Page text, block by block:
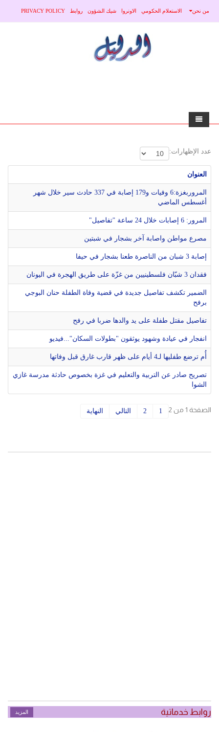
من نحن الاستعلام الحكومي الاونروا شيك الشؤون روابط PRIVACY POLICY
عدد الإظهارات:
العنوان
المروربغزة:6 وفيات و179 إصابة في 337 حادث سير خلال شهر
أغسطس الماضي
المرور: 6 إصابات خلال 24 ساعة "تفاصيل"
مصرع مواطن واصابة آخر بشجار في شبتين
إصابة 3 شبان من الناصرة طعنا بشجار في حيفا
فقدان 3 شبّان فلسطينيين من غزّة على طريق الهجرة في اليونان
الضمير تكشف تفاصيل جديدة في قضية وفاة الطفلة حنان البوجي
برفح
تفاصيل مقتل طفلة على يد والدها ضربا في رفح
انفجار في عيادة وشهود يوثقون "بطولات السكان"...فيديو
أُم ترضع طفليها لـ4 أيام على ظهر قارب غارق قبل وفاتها
تصريح صادر عن التربية والتعليم في غزة بخصوص حادثة مدرسة غازي
الشوا
الصفحة 1 من 2 1
2 التالي النهاية
روابط خدماتية المزيد
الاخبار
محلي
عربي
دولي
منوعات
صحة
حوادث
مساعدات
التنمية الاجتماعية
الاونروا
اللاجئين
لبنان
سوريا
روابط